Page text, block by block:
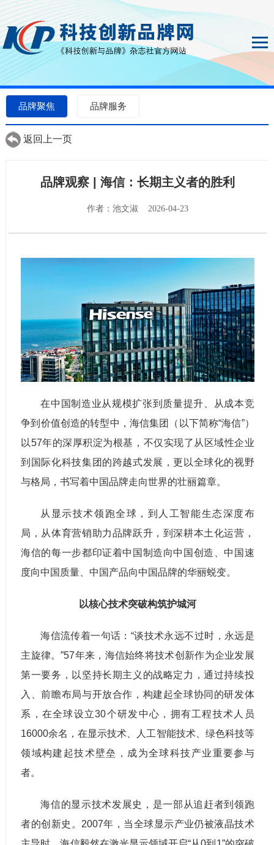
品牌聚焦 品牌服务
返回上一页
品牌观察 | 海信：长期主义者的胜利
作者：池文淑 2026-04-23
在中国制造业从规模扩张到质量提升、从成本竞
争到价值创造的转型中，海信集团（以下简称“海信”）
以57年的深厚积淀为根基，不仅实现了从区域性企业
到国际化科技集团的跨越式发展，更以全球化的视野
与格局，书写着中国品牌走向世界的壮丽篇章。
从显示技术领跑全球，到人工智能生态深度布
局，从体育营销助力品牌跃升，到深耕本土化运营，
海信的每一步都印证着中国制造向中国创造、中国速
度向中国质量、中国产品向中国品牌的华丽蜕变。
以核心技术突破构筑护城河
海信流传着一句话：“谈技术永远不过时，永远是
主旋律。”57年来，海信始终将技术创新作为企业发展
第一要务，以坚持长期主义的战略定力，通过持续投
入、前瞻布局与开放合作，构建起全球协同的研发体
系，在全球设立30个研发中心，拥有工程技术人员
16000余名，在显示技术、人工智能技术、绿色科技等
领域构建起技术壁垒，成为全球科技产业重要参与
者。
海信的显示技术发展史，是一部从追赶者到领跑
者的创新史。2007年，当全球显示产业仍被液晶技术